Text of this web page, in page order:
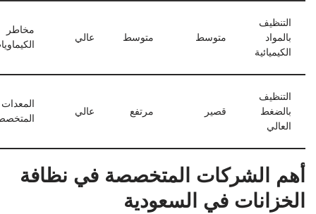
التنظيف
بالمواد
الكيميائية
متوسط متوسط عالي
مخاطر
التنظيف
بالضغط
العالي
قصير مرتفع عالي
المعدات
أهم الشركات المتخصصة في نظافة
الخزانات في السعودية